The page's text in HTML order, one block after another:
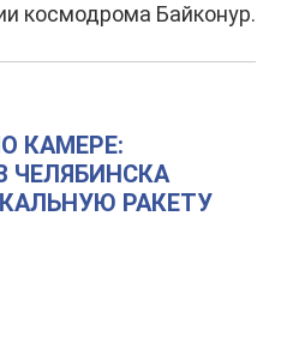
космодрома Байконур.
КАМЕРЕ:
ЧЕЛЯБИНСКА
РАКЕТУ